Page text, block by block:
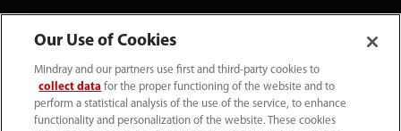
Empleos
Acerca de Mindray
Our Use of Cookies
Mindray and our partners use first and third-party cookies to
collect data for the proper functioning of the website and to
perform a statistical analysis of the use of the service, to enhance
functionality and personalization of the website. These cookies